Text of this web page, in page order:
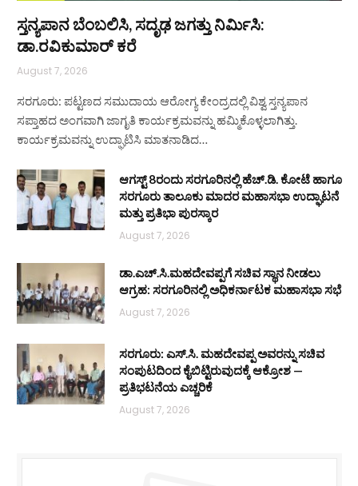
ಸ್ತನ್ಯಪಾನ ಬೆಂಬಲಿಸಿ, ಸದೃಢ ಜಗತ್ತು ನಿರ್ಮಿಸಿ:
ಡಾ.ರವಿಕುಮಾರ್ ಕರೆ
August 7, 2026
ಸರಗೂರು: ಪಟ್ಟಣದ ಸಮುದಾಯ ಆರೋಗ್ಯ ಕೇಂದ್ರದಲ್ಲಿ ವಿಶ್ವ ಸ್ತನ್ಯಪಾನ
ಸಪ್ತಾಹದ ಅಂಗವಾಗಿ ಜಾಗೃತಿ ಕಾರ್ಯಕ್ರಮವನ್ನು ಹಮ್ಮಿಕೊಳ್ಳಲಾಗಿತ್ತು.
ಕಾರ್ಯಕ್ರಮವನ್ನು ಉದ್ಘಾಟಿಸಿ ಮಾತನಾಡಿದ…
ಆಗಸ್ಟ್ 8ರಂದು ಸರಗೂರಿನಲ್ಲಿ ಹೆಚ್.ಡಿ. ಕೋಟೆ ಹಾಗೂ
ಸರಗೂರು ತಾಲೂಕು ಮಾದರ ಮಹಾಸಭಾ ಉದ್ಘಾಟನೆ
ಮತ್ತು ಪ್ರತಿಭಾ ಪುರಸ್ಕಾರ
August 7, 2026
ಡಾ.ಎಚ್.ಸಿ.ಮಹದೇವಪ್ಪಗೆ ಸಚಿವ ಸ್ಥಾನ ನೀಡಲು
ಆಗ್ರಹ: ಸರಗೂರಿನಲ್ಲಿ ಅಧಿಕರ್ನಾಟಕ ಮಹಾಸಭಾ ಸಭೆ
August 7, 2026
ಸರಗೂರು: ಎಸ್.ಸಿ. ಮಹದೇವಪ್ಪ ಅವರನ್ನು ಸಚಿವ
ಸಂಪುಟದಿಂದ ಕೈಬಿಟ್ಟಿರುವುದಕ್ಕೆ ಆಕ್ರೋಶ —
ಪ್ರತಿಭಟನೆಯ ಎಚ್ಚರಿಕೆ
August 7, 2026